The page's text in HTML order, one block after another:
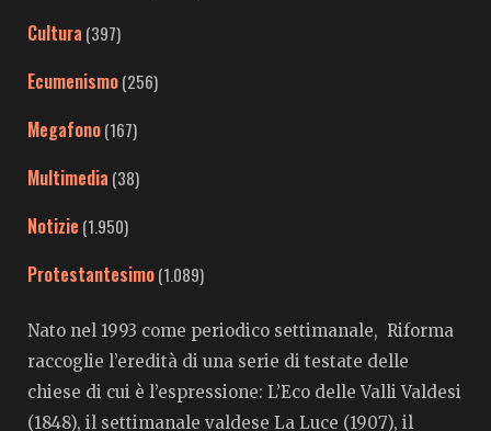
Cultura (397)
Ecumenismo(256)
Megafono(167)
Multimedia (38)
Notizie (1.950)
Protestantesimo(1.089)
Nato nel 1993 come periodico settimanale, Riforma
raccoglie l’eredità di una serie di testate delle
chiese di cui è l’espressione: L’Eco delle Valli Valdesi
(1848), il settimanale valdese La Luce (1907), il